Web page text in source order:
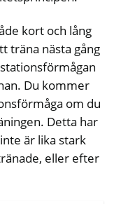
kort och lång
träna nästa gång
Du kommer
om du
Detta har
är lika stark
eller efter